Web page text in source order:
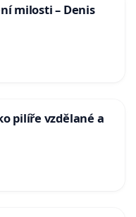
milosti – Denis
pilíře vzdělané a